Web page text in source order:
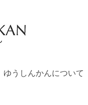
ゆうしんかんについて